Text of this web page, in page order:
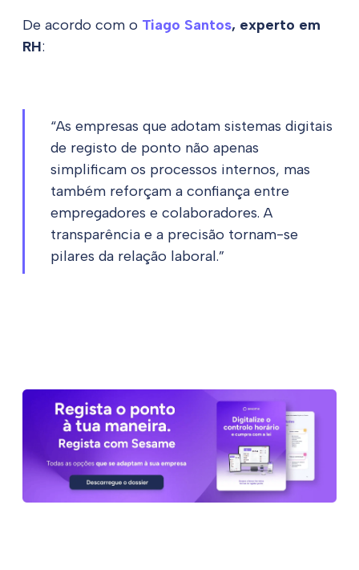
De acordo com o Tiago Santos, experto em
RH:
“As empresas que adotam sistemas digitais
de registo de ponto não apenas
simplificam os processos internos, mas
também reforçam a confiança entre
empregadores e colaboradores. A
transparência e a precisão tornam-se
pilares da relação laboral.”